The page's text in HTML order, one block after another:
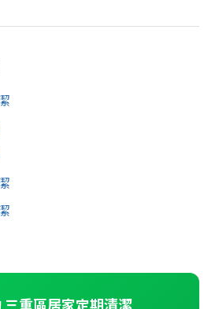
三重區居家定期清潔